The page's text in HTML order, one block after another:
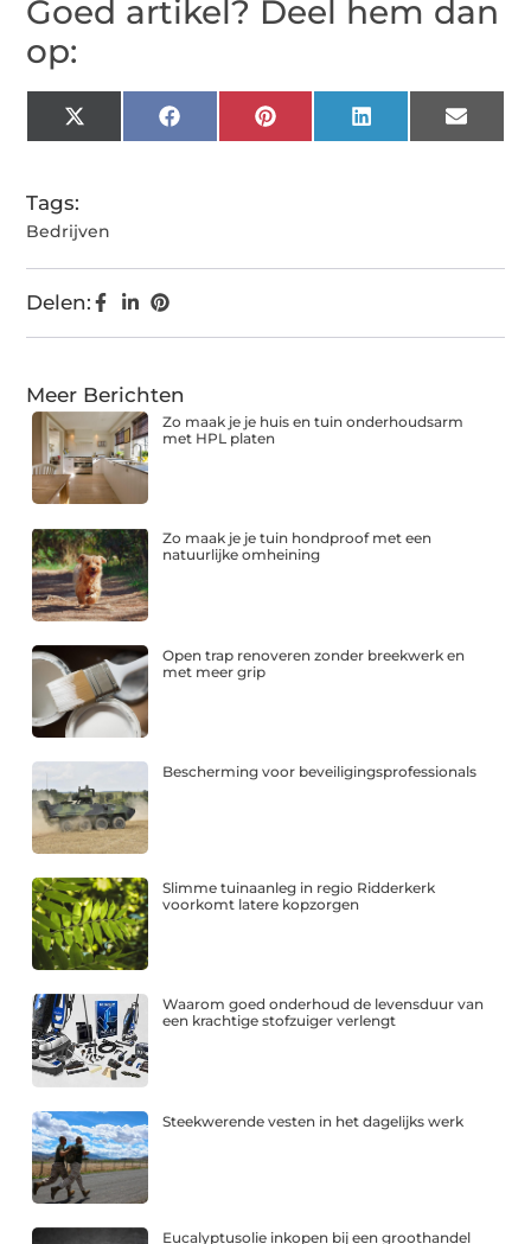
Goed artikel? Deel hem dan
op:
X
(Twitter)
FacebookPinterestLinkedIn Email
Tags:
Bedrijven
Delen:
Meer Berichten
Zo maak je je huis en tuin onderhoudsarm
met HPL platen
Zo maak je je tuin hondproof met een
natuurlijke omheining
Open trap renoveren zonder breekwerk en
met meer grip
Bescherming voor beveiligingsprofessionals
Slimme tuinaanleg in regio Ridderkerk
voorkomt latere kopzorgen
Waarom goed onderhoud de levensduur van
een krachtige stofzuiger verlengt
Steekwerende vesten in het dagelijks werk
Eucalyptusolie inkopen bij een groothandel